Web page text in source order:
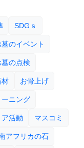
SDGｓ
墓のイベント
墓の点検
材 お骨上げ
ーニング
活動 マスコミ
アフリカの石